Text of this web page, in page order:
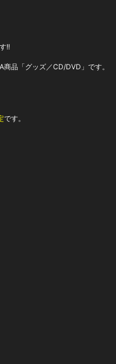
!!
品「グッズ／CD/DVD」です。
です。